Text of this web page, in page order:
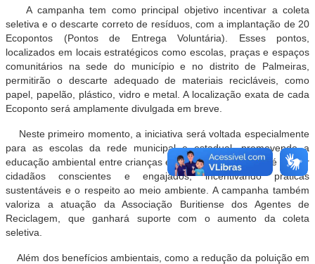
A campanha tem como principal objetivo incentivar a coleta
seletiva e o descarte correto de resíduos, com a implantação de 20
Ecopontos (Pontos de Entrega Voluntária). Esses pontos,
localizados em locais estratégicos como escolas, praças e espaços
comunitários na sede do município e no distrito de Palmeiras,
permitirão o descarte adequado de materiais recicláveis, como
papel, papelão, plástico, vidro e metal. A localização exata de cada
Ecoponto será amplamente divulgada em breve.
Neste primeiro momento, a iniciativa será voltada especialmente
para as escolas da rede municipal e estadual, promovendo a
educação ambiental entre crianças e adolescentes. A ideia é formar
cidadãos conscientes e engajados, incentivando práticas
sustentáveis e o respeito ao meio ambiente. A campanha também
valoriza a atuação da Associação Buritiense dos Agentes de
Reciclagem, que ganhará suporte com o aumento da coleta
seletiva.
Além dos benefícios ambientais, como a redução da poluição em